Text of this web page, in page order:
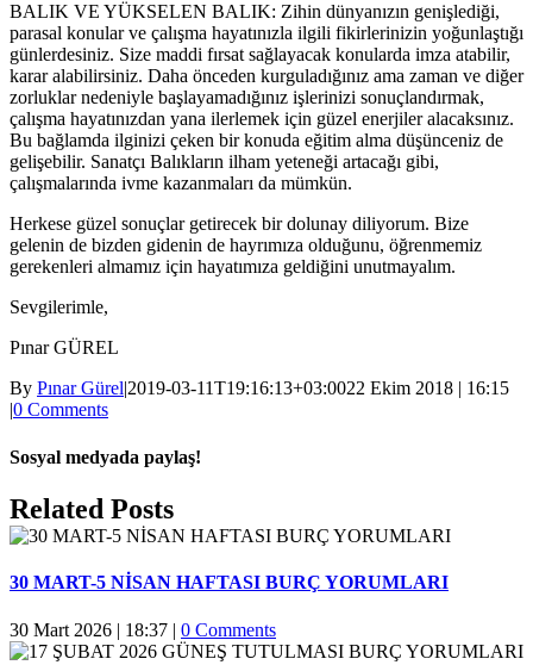
BALIK VE YÜKSELEN BALIK: Zihin dünyanızın genişlediği,
parasal konular ve çalışma hayatınızla ilgili fikirlerinizin yoğunlaştığı
günlerdesiniz. Size maddi fırsat sağlayacak konularda imza atabilir,
karar alabilirsiniz. Daha önceden kurguladığınız ama zaman ve diğer
zorluklar nedeniyle başlayamadığınız işlerinizi sonuçlandırmak,
çalışma hayatınızdan yana ilerlemek için güzel enerjiler alacaksınız.
Bu bağlamda ilginizi çeken bir konuda eğitim alma düşünceniz de
gelişebilir. Sanatçı Balıkların ilham yeteneği artacağı gibi,
çalışmalarında ivme kazanmaları da mümkün.
Herkese güzel sonuçlar getirecek bir dolunay diliyorum. Bize
gelenin de bizden gidenin de hayrımıza olduğunu, öğrenmemiz
gerekenleri almamız için hayatımıza geldiğini unutmayalım.
Sevgilerimle,
Pınar GÜREL
By Pınar Gürel|2019-03-11T19:16:13+03:0022 Ekim 2018 | 16:15
|0 Comments
Sosyal medyada paylaş!
Facebook
Twitter
Reddit
LinkedIn
WhatsApp
Pinterest
Email
Related Posts
30 MART-5 NİSAN HAFTASI BURÇ YORUMLARI
30 Mart 2026 | 18:37 | 0 Comments